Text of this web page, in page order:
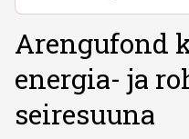
Arengufond
energia- ja
seiresuuna